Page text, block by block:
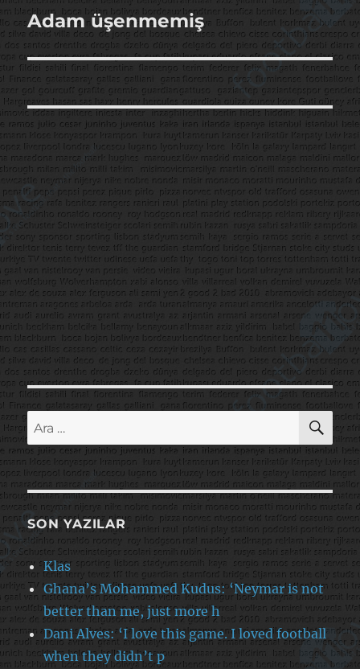
Sonraki
yazı:
Adam üşenmemiş
Ara:
SON YAZILAR
Klas
Ghana’s Mohammed Kudus: ‘Neymar is not
better than me, just more h
Dani Alves: ‘I love this game. I loved football
when they didn’t p